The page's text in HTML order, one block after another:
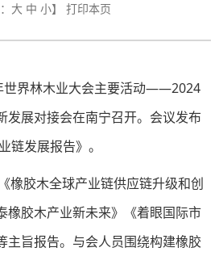
大 中 小】 打印本页
世界林木业大会主要活动——2024
发展对接会在南宁召开。会议发布
链发展报告》。
橡胶木全球产业链供应链升级和创
橡胶木产业新未来》《着眼国际市
主旨报告。与会人员围绕构建橡胶